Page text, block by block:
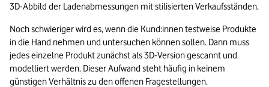
Noch schwieriger wird es, wenn die Kund:innen testweise Produkte
in die Hand nehmen und untersuchen können sollen. Dann muss
jedes einzelne Produkt zunächst als 3D-Version gescannt und
modelliert werden. Dieser Aufwand steht häufig in keinem
günstigen Verhältnis zu den offenen Fragestellungen.